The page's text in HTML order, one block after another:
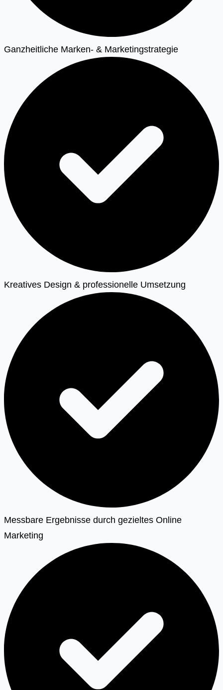
Ganzheitliche Marken- & Marketingstrategie
Kreatives Design & professionelle Umsetzung
Messbare Ergebnisse durch gezieltes Online
Marketing